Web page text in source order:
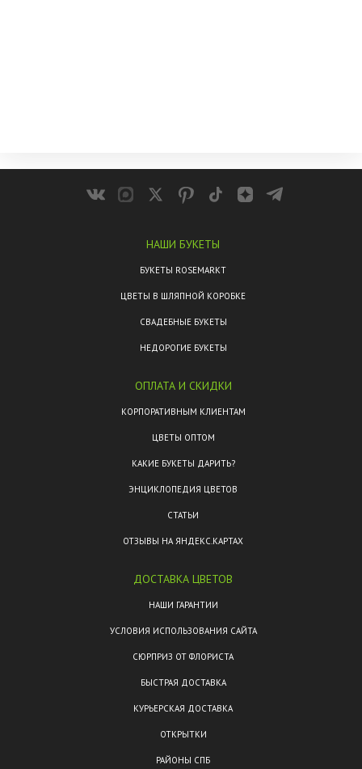
НАШИ БУКЕТЫ
БУКЕТЫ ROSEMARKT
ЦВЕТЫ В ШЛЯПНОЙ КОРОБКЕ
СВАДЕБНЫЕ БУКЕТЫ
НЕДОРОГИЕ БУКЕТЫ
ОПЛАТА И СКИДКИ
КОРПОРАТИВНЫМ КЛИЕНТАМ
ЦВЕТЫ ОПТОМ
КАКИЕ БУКЕТЫ ДАРИТЬ?
ЭНЦИКЛОПЕДИЯ ЦВЕТОВ
СТАТЬИ
ОТЗЫВЫ НА ЯНДЕКС.КАРТАХ
ДОСТАВКА ЦВЕТОВ
НАШИ ГАРАНТИИ
УСЛОВИЯ ИСПОЛЬЗОВАНИЯ САЙТА
СЮРПРИЗ ОТ ФЛОРИСТА
БЫСТРАЯ ДОСТАВКА
КУРЬЕРСКАЯ ДОСТАВКА
ОТКРЫТКИ
РАЙОНЫ СПБ